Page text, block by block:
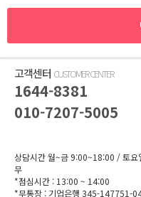
고객센터 CUSTOMER CENTER
1644-8381
010-7207-5005
상담시간 월~금 9:00~18:00 / 토요
무
*점심시간 : 13:00 ~ 14:00
*무통장 :기업은행 345-147751-